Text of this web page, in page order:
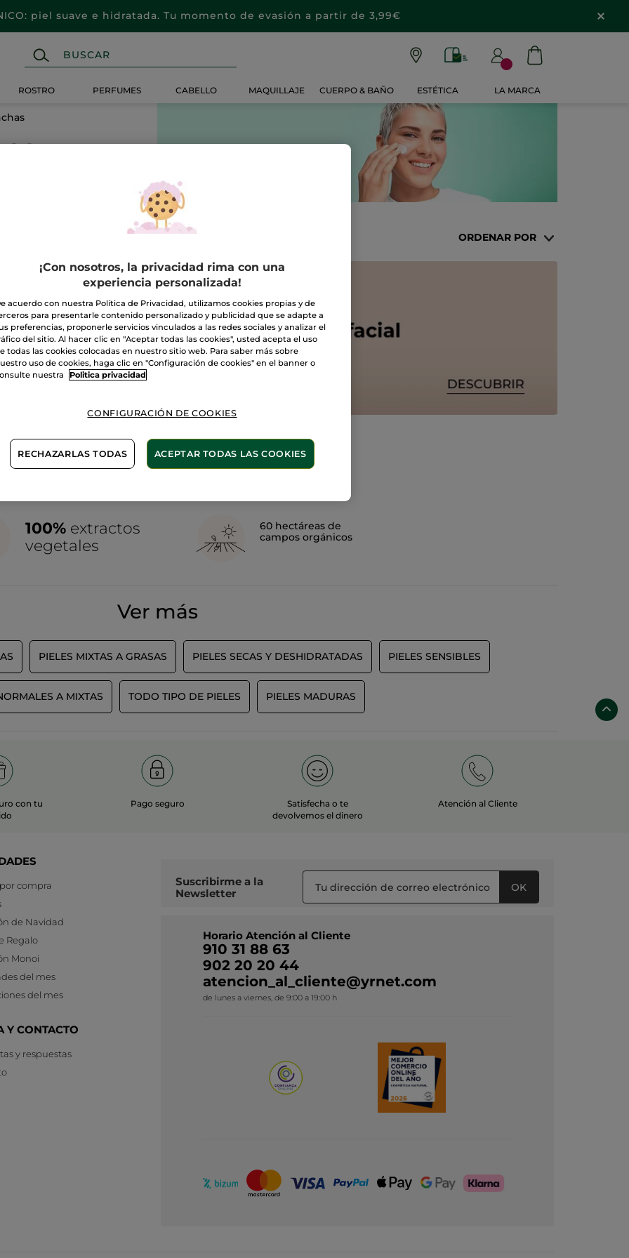
piel suave e hidratada. Tu momento de evasión a partir de 3,99€
ROSTRO PERFUMES CABELLO MAQUILLAJE CUERPO & BAÑO ESTÉTICA LA MARCA
ORDENAR POR
100% extractos
vegetales
60 hectáreas de
campos orgánicos
Ver más
PIELES MIXTAS A GRASAS PIELES SECAS Y DESHIDRATADAS PIELES SENSIBLES
A MIXTAS TODO TIPO DE PIELES PIELES MADURAS
con tu
Pago seguro
Satisfecha o te
devolvemos el dinero
Atención al Cliente
compra
de Navidad
Regalo
Monoi
del mes
del mes
Y CONTACTO
y respuestas
Suscribirme a la
Newsletter
OK
Horario Atención al Cliente
910 31 88 63
902 20 20 44
atencion_al_cliente@yrnet.com
de lunes a viernes, de 9:00 a 19:00 h
¡Con nosotros, la privacidad rima con una
experiencia personalizada!
acuerdo con nuestra Política de Privacidad, utilizamos cookies propias y de
para presentarle contenido personalizado y publicidad que se adapte a
preferencias, proponerle servicios vinculados a las redes sociales y analizar el
del sitio. Al hacer clic en "Aceptar todas las cookies", usted acepta el uso
todas las cookies colocadas en nuestro sitio web. Para saber más sobre
uso de cookies, haga clic en "Configuración de cookies" en el banner o
nuestra
Politica privacidad
CONFIGURACIÓN DE COOKIES
RECHAZARLAS TODAS ACEPTAR TODAS LAS COOKIES